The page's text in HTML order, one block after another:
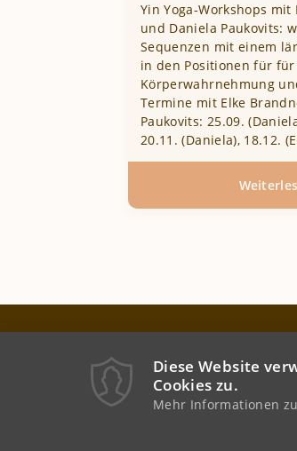
Yin Yoga-Workshops mit
und Daniela Paukovits:
Sequenzen mit einem
in den Positionen für für
Körperwahrnehmung
Termine mit Elke
Paukovits: 25.09.
20.11. (Daniela), 18.12.
Hahngasse 20
1090 Wien
Österreich / Austria
Diese Website
Cookies zu.
Mehr Informationen